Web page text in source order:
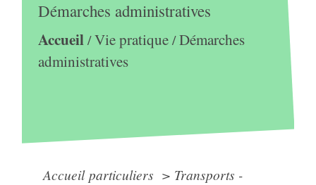
Démarches administratives
Accueil/Vie pratique/Démarches
administratives
Accueil particuliers > Transports -